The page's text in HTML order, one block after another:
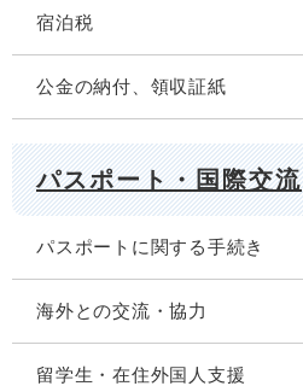
宿泊税
公金の納付、領収証紙
パスポート・国際交流
パスポートに関する手続き
海外との交流・協力
留学生・在住外国人支援